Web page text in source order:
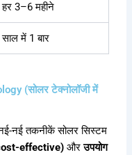
हर 3–6 महीने
साल में 1 बार
(सोलर टेक्नोलॉजी में
नई तकनीकें सोलर सिस्टम
effective) औरउपयोग